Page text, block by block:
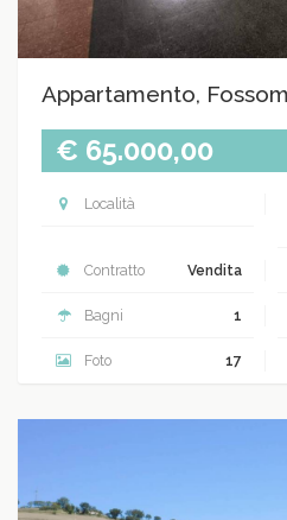
Appartamento,
€ 65.000,00
Località
Contratto Vendita
Bagni 1
Foto 17